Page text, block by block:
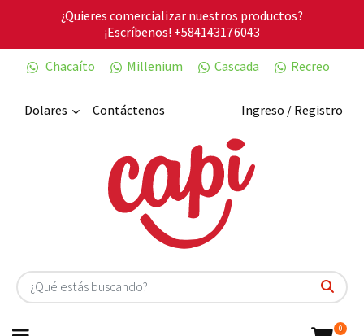
¿Quieres comercializar nuestros productos?
¡Escríbenos!+584143176043
Chacaíto
Millenium Cascada Recreo
Dolares Ingreso / Registro
Contáctenos
0